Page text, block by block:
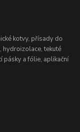
kotvy, přísady do
hydroizolace, tekuté
pásky a fólie, aplikační